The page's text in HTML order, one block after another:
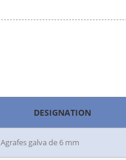
DESIGNATION
Agrafes galva de 6 mm